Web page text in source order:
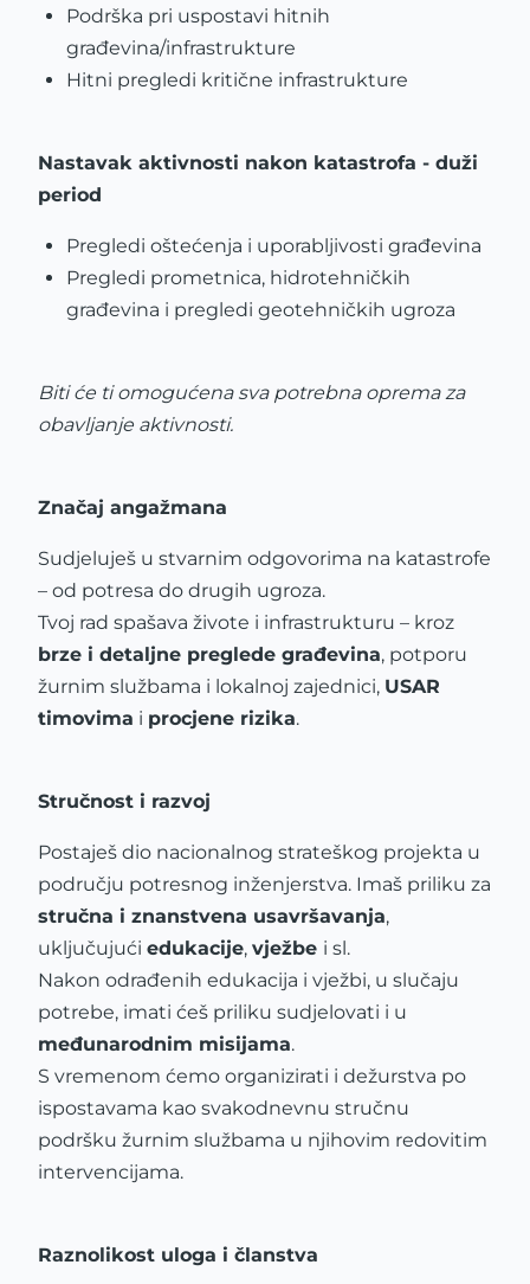
Podrška pri uspostavi hitnih
građevina/infrastrukture
Hitni pregledi kritične infrastrukture
Nastavak aktivnosti nakon katastrofa - duži
period
Pregledi oštećenja i uporabljivosti građevina
Pregledi prometnica, hidrotehničkih
građevina i pregledi geotehničkih ugroza
Biti će ti omogućena sva potrebna oprema za
obavljanje aktivnosti.
Značaj angažmana
Sudjeluješ u stvarnim odgovorima na katastrofe
– od potresa do drugih ugroza.
Tvoj rad spašava živote i infrastrukturu – kroz
brze i detaljne preglede građevina, potporu
žurnim službama i lokalnoj zajednici, USAR
timovima i procjene rizika.
Stručnost i razvoj
Postaješ dio nacionalnog strateškog projekta u
području potresnog inženjerstva. Imaš priliku za
stručna i znanstvena usavršavanja,
uključujući edukacije, vježbe i sl.
Nakon odrađenih edukacija i vježbi, u slučaju
potrebe, imati ćeš priliku sudjelovati i u
međunarodnim misijama.
S vremenom ćemo organizirati i dežurstva po
ispostavama kao svakodnevnu stručnu
podršku žurnim službama u njihovim redovitim
intervencijama.
Raznolikost uloga i članstva